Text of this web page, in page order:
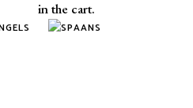
in the cart.